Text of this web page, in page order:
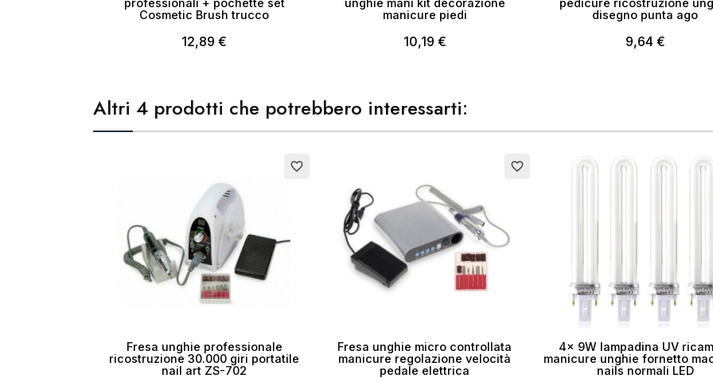
professionali + pochette set
Cosmetic Brush trucco
12,89 €
unghie mani kit decorazione
manicure piedi
10,19 €
pedicure ricostruzione
disegno punta ago
9,64 €
Altri 4 prodotti che potrebbero interessarti:
favorite_border
Fresa unghie professionale
ricostruzione 30.000 giri portatile
nail art ZS-702
favorite_border
Fresa unghie micro controllata
manicure regolazione velocità
pedale elettrica
Esaurito
4x 9W lampadina UV
manicure unghie fornetto
nails normali LED